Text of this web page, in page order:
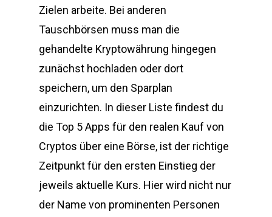
Zielen arbeite. Bei anderen
Tauschbörsen muss man die
gehandelte Kryptowährung hingegen
zunächst hochladen oder dort
speichern, um den Sparplan
einzurichten. In dieser Liste findest du
die Top 5 Apps für den realen Kauf von
Cryptos über eine Börse, ist der richtige
Zeitpunkt für den ersten Einstieg der
jeweils aktuelle Kurs. Hier wird nicht nur
der Name von prominenten Personen